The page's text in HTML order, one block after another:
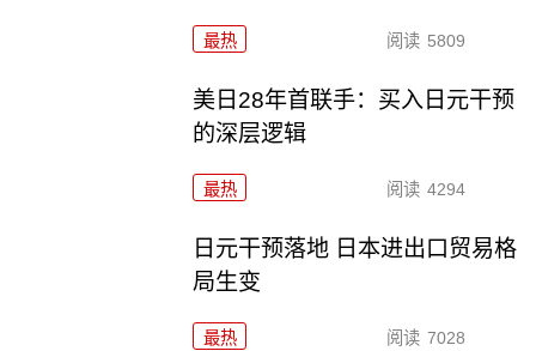
最热 阅读 5809
美日28年首联手：买入日元干预
的深层逻辑
最热 阅读 4294
日元干预落地 日本进出口贸易格
局生变
最热 阅读 7028